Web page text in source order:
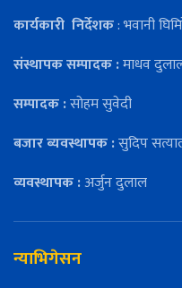
कार्यकारी निर्देशक: भवानी
संस्थापक सम्पादक :माधव
सम्पादक :सोहम सुवेदी
बजार ब्यवस्थापक :सुदिप
व्यवस्थापक :अर्जुन दुलाल
न्याभिगेसन